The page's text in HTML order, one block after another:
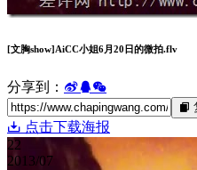
[文胸show]AiCC小姐6月20日的微拍.flv
分享到：
点击下载海报
22
2013/07